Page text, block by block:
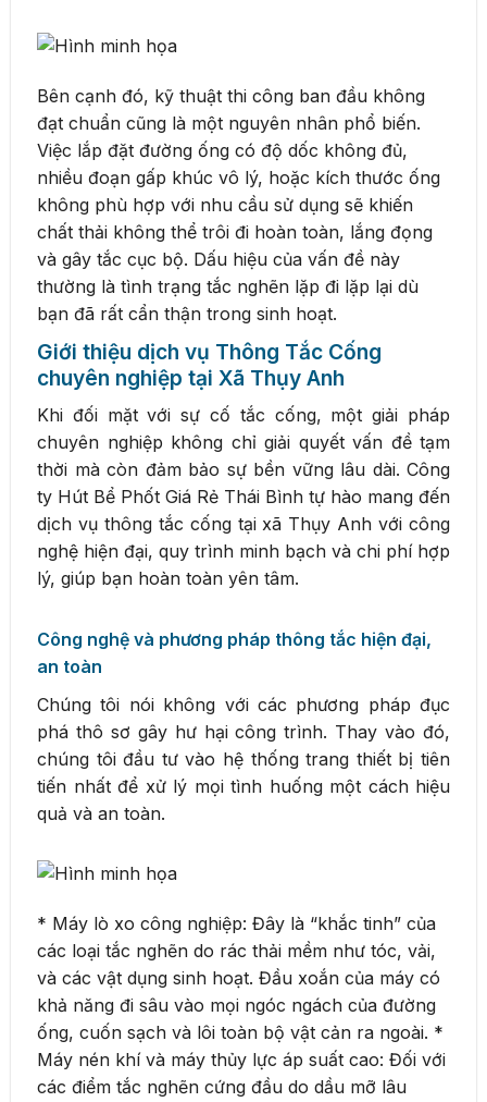
Bên cạnh đó, kỹ thuật thi công ban đầu không
đạt chuẩn cũng là một nguyên nhân phổ biến.
Việc lắp đặt đường ống có độ dốc không đủ,
nhiều đoạn gấp khúc vô lý, hoặc kích thước ống
không phù hợp với nhu cầu sử dụng sẽ khiến
chất thải không thể trôi đi hoàn toàn, lắng đọng
và gây tắc cục bộ. Dấu hiệu của vấn đề này
thường là tình trạng tắc nghẽn lặp đi lặp lại dù
bạn đã rất cẩn thận trong sinh hoạt.
Giới thiệu dịch vụ Thông Tắc Cống
chuyên nghiệp tại Xã Thụy Anh
Khi đối mặt với sự cố tắc cống, một giải pháp
chuyên nghiệp không chỉ giải quyết vấn đề tạm
thời mà còn đảm bảo sự bền vững lâu dài. Công
ty Hút Bể Phốt Giá Rẻ Thái Bình tự hào mang đến
dịch vụ thông tắc cống tại xã Thụy Anh với công
nghệ hiện đại, quy trình minh bạch và chi phí hợp
lý, giúp bạn hoàn toàn yên tâm.
Công nghệ và phương pháp thông tắc hiện đại,
an toàn
Chúng tôi nói không với các phương pháp đục
phá thô sơ gây hư hại công trình. Thay vào đó,
chúng tôi đầu tư vào hệ thống trang thiết bị tiên
tiến nhất để xử lý mọi tình huống một cách hiệu
quả và an toàn.
* Máy lò xo công nghiệp: Đây là “khắc tinh” của
các loại tắc nghẽn do rác thải mềm như tóc, vải,
và các vật dụng sinh hoạt. Đầu xoắn của máy có
khả năng đi sâu vào mọi ngóc ngách của đường
ống, cuốn sạch và lôi toàn bộ vật cản ra ngoài. *
Máy nén khí và máy thủy lực áp suất cao: Đối với
các điểm tắc nghẽn cứng đầu do dầu mỡ lâu